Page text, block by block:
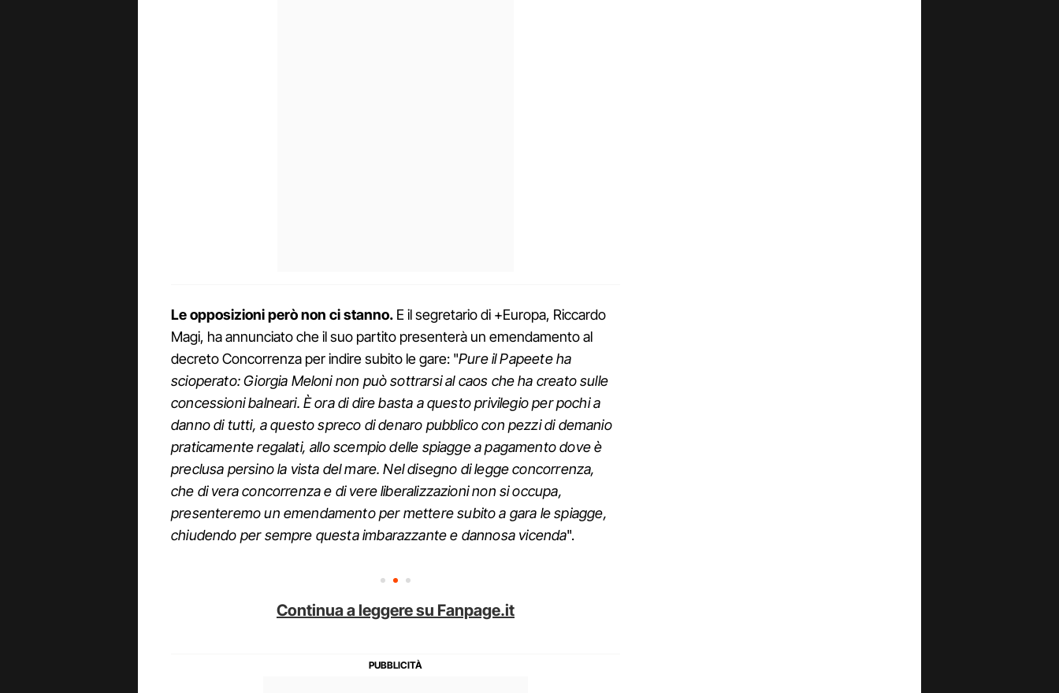
Le opposizioni però non ci stanno. E il segretario di +Europa, Riccardo
Magi, ha annunciato che il suo partito presenterà un emendamento al
decreto Concorrenza per indire subito le gare: "Pure il Papeete ha
scioperato: Giorgia Meloni non può sottrarsi al caos che ha creato sulle
concessioni balneari. È ora di dire basta a questo privilegio per pochi a
danno di tutti, a questo spreco di denaro pubblico con pezzi di demanio
praticamente regalati, allo scempio delle spiagge a pagamento dove è
preclusa persino la vista del mare. Nel disegno di legge concorrenza,
che di vera concorrenza e di vere liberalizzazioni non si occupa,
presenteremo un emendamento per mettere subito a gara le spiagge,
chiudendo per sempre questa imbarazzante e dannosa vicenda".
Continua a leggere su Fanpage.it